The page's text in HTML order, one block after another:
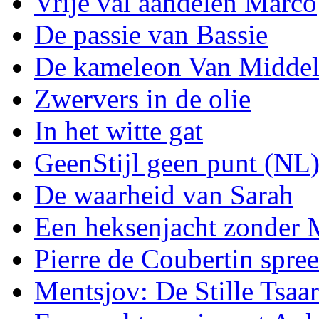
De passie van Bassie
De kameleon Van
Zwervers in de olie
In het witte gat
GeenStijl geen punt (NL)
De waarheid van Sarah
Een heksenjacht zonder
Pierre de Coubertin
Mentsjov: De Stille Tsaar